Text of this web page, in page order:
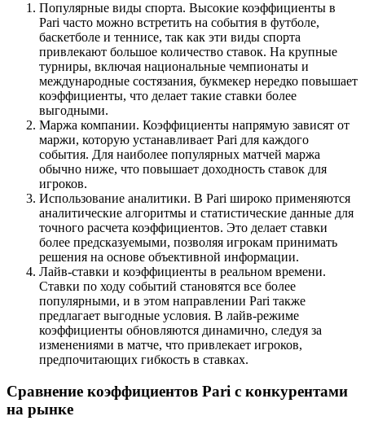
Популярные виды спорта. Высокие коэффициенты в
Pari часто можно встретить на события в футболе,
баскетболе и теннисе, так как эти виды спорта
привлекают большое количество ставок. На крупные
турниры, включая национальные чемпионаты и
международные состязания, букмекер нередко повышает
коэффициенты, что делает такие ставки более
выгодными.
Маржа компании. Коэффициенты напрямую зависят от
маржи, которую устанавливает Pari для каждого
события. Для наиболее популярных матчей маржа
обычно ниже, что повышает доходность ставок для
игроков.
Использование аналитики. В Pari широко применяются
аналитические алгоритмы и статистические данные для
точного расчета коэффициентов. Это делает ставки
более предсказуемыми, позволяя игрокам принимать
решения на основе объективной информации.
Лайв-ставки и коэффициенты в реальном времени.
Ставки по ходу событий становятся все более
популярными, и в этом направлении Pari также
предлагает выгодные условия. В лайв-режиме
коэффициенты обновляются динамично, следуя за
изменениями в матче, что привлекает игроков,
предпочитающих гибкость в ставках.
Сравнение коэффициентов Pari с конкурентами
на рынке